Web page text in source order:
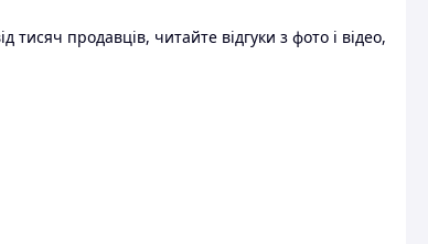
продавців, читайте відгуки з фото і відео,